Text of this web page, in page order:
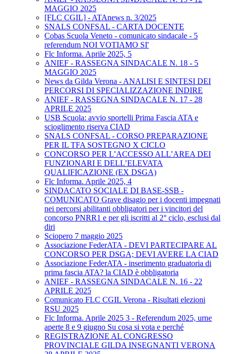
MAGGIO 2025
[FLC CGIL] - ATAnews n. 3/2025
SNALS CONFSAL - CARTA DOCENTE
Cobas Scuola Veneto - comunicato sindacale - 5
referendum NOI VOTIAMO SI'
Flc Informa. Aprile 2025, 5
ANIEF - RASSEGNA SINDACALE N. 18 - 5
MAGGIO 2025
News da Gilda Verona - ANALISI E SINTESI DEI
PERCORSI DI SPECIALIZZAZIONE INDIRE
ANIEF - RASSEGNA SINDACALE N. 17 - 28
APRILE 2025
USB Scuola: avvio sportelli Prima Fascia ATA e
scioglimento riserva CIAD
SNALS CONFSAL - CORSO PREPARAZIONE
PER IL TFA SOSTEGNO X CICLO
CONCORSO PER L’ACCESSO ALL’AREA DEI
FUNZIONARI E DELL’ELEVATA
QUALIFICAZIONE (EX DSGA)
Flc Informa. Aprile 2025, 4
SINDACATO SOCIALE DI BASE-SSB -
COMUNICATO Grave disagio per i docenti impegnati
nei percorsi abilitanti obbligatori per i vincitori del
concorso PNRR1 e per gli iscritti al 2° ciclo, esclusi dal
diri
Sciopero 7 maggio 2025
Associazione FederATA - DEVI PARTECIPARE AL
CONCORSO PER DSGA; DEVI AVERE LA CIAD
Associazione FederATA - inserimento graduatoria di
prima fascia ATA? la CIAD è obbligatoria
ANIEF - RASSEGNA SINDACALE N. 16 - 22
APRILE 2025
Comunicato FLC CGIL Verona - Risultati elezioni
RSU 2025
Flc Informa. Aprile 2025 3 - Referendum 2025, urne
aperte 8 e 9 giugno Su cosa si vota e perché
REGISTRAZIONE AL CONGRESSO
PROVINCIALE GILDA INSEGNANTI VERONA